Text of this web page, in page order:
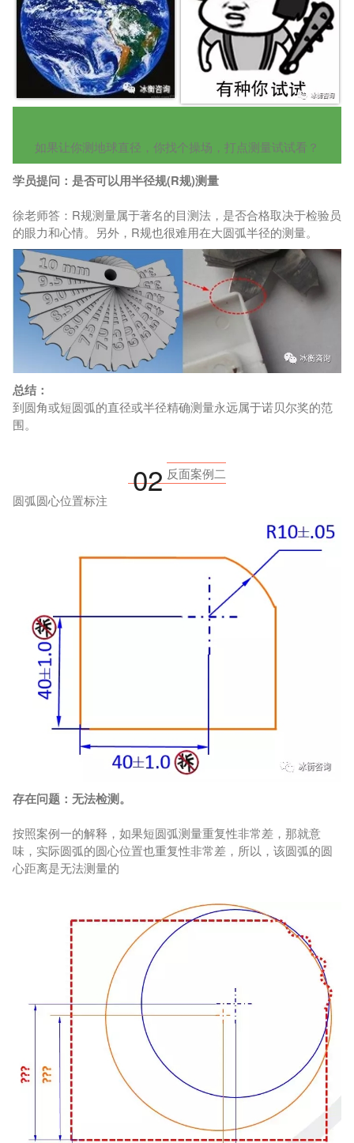
如果让你测地球直径，你找个操场，打点测量试试看？
学员提问：是否可以用半径规(R规)测量
徐老师答：R规测量属于著名的目测法，是否合格取决于检验员
的眼力和心情。另外，R规也很难用在大圆弧半径的测量。
总结：
到圆角或短圆弧的直径或半径精确测量永远属于诺贝尔奖的范
围。
02 反面案例二
圆弧圆心位置标注
存在问题：无法检测。
按照案例一的解释，如果短圆弧测量重复性非常差，那就意
味，实际圆弧的圆心位置也重复性非常差，所以，该圆弧的圆
心距离是无法测量的